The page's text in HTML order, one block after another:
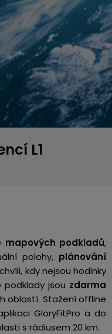
L1
mapových podkladů,
polohy, plánování
kdy nejsou hodinky
jsou zdarma
oblastí. Stažení offline
GloryFitPro a do
s rádiusem 20 km.